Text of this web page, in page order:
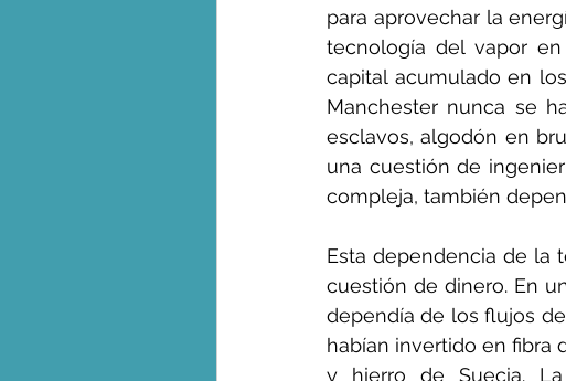
para aprovechar la
tecnología del vapor
capital acumulado en
Manchester nunca se
esclavos, algodón en
una cuestión de
compleja, también
Esta dependencia de la
cuestión de dinero. En
dependía de los flujos
habían invertido en fibra
y hierro de Suecia.